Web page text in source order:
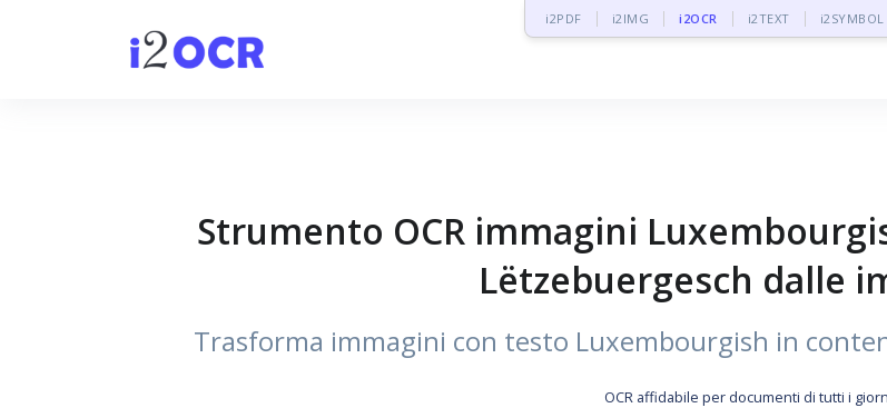
i2PDF i2IMG i2OCR i2TEXT i2SYMBOL
Strumento OCR immagini
Lëtzebuergesch dalle
Trasforma immagini con testo Luxembourgish in
OCR affidabile per documenti di tutti i